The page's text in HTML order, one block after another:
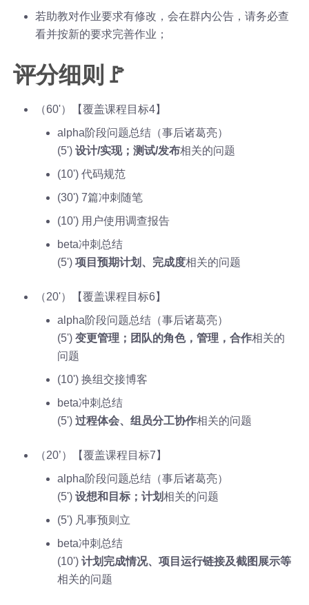
若助教对作业要求有修改，会在群内公告，请务必查
看并按新的要求完善作业；
评分细则🚩
（60'）【覆盖课程目标4】
alpha阶段问题总结（事后诸葛亮）
(5')设计/实现；测试/发布相关的问题
(10') 代码规范
(30') 7篇冲刺随笔
(10') 用户使用调查报告
beta冲刺总结
(5')项目预期计划、完成度相关的问题
（20'）【覆盖课程目标6】
alpha阶段问题总结（事后诸葛亮）
(5')变更管理；团队的角色，管理，合作相关的
问题
(10') 换组交接博客
beta冲刺总结
(5')过程体会、组员分工协作相关的问题
（20’）【覆盖课程目标7】
alpha阶段问题总结（事后诸葛亮）
(5')设想和目标；计划相关的问题
(5') 凡事预则立
beta冲刺总结
(10')计划完成情况、项目运行链接及截图展示等
相关的问题